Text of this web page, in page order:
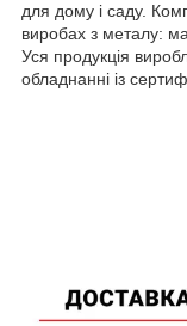
для дому і саду.
виробах з металу:
Уся продукція
обладнанні із